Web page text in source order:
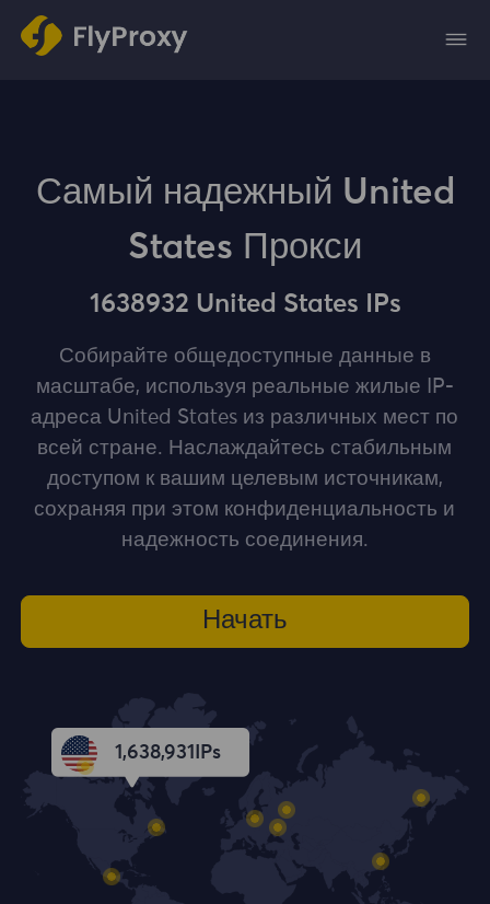
Самый надежный United
States Прокси
1638932 United States IPs
Собирайте общедоступные данные в
масштабе, используя реальные жилые IP-
адреса United States из различных мест по
всей стране. Наслаждайтесь стабильным
доступом к вашим целевым источникам,
сохраняя при этом конфиденциальность и
надежность соединения.
Начать
1,638,932 IPs